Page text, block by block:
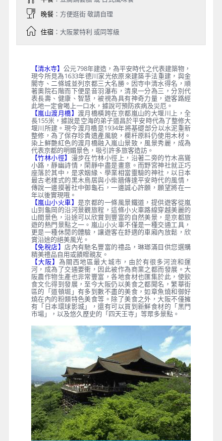
晚餐：方便逛街 敬請自理
住宿：大阪蒙特利 或同等級
【清水寺】公元798年建造，為平安時代之代表建築物，
現今所見為1633年德川家光依原來建築手法重建，與金
閣寺、二條城並列京都三大名勝。因寺中清水得名，順
著奧院石階而下便是音羽瀑布，清泉一分為三，分別代
表長壽、健康、智慧，被視為具有神奇力量，遊客路經
此地一定會喝上一口水，據說可預防疾病及災厄。
【嵐山渡月橋】渡月橋橫跨在京都嵐山的大堰川上，全
長155米，據說是空海的弟子道昌於平安時代為了整修大
堰川所建。現今渡月橋是1934年將基礎部分以水泥重新
整修，為了保存珍貴遺產風貌，欄杆原料仍使用木材。
染上鮮艷紅色的渡月橋融入嵐山景致，風景秀麗，成為
代表京都的明媚景色，吸引許多旅客造訪。
【竹林小徑】 漫步在竹林小徑上，沿著二旁的竹木高聳
小路，靜幽詩情，閑靜中盡是畫意。而野宮神社就正巧
座落於其中，是求姻緣、學業相當靈驗的神社，以日本
最古老樣式的黑木鳥居與小柴牆傳達平安時代的風情，
傳說一邊摸著社中御龜石，一邊誠心許願，願望將在一
年以後實現哦。
【嵐山小火車】是京都的一條風景鐵道，提供遊客從嵐
山到龜岡的沿河景觀旅程，這條小火車路線穿越美麗的
山間景色，沿途可以欣賞到豐富的自然美景，是京都旅
遊的熱門景點之一。嵐山小火車不僅是一種交通工具，
更是一種休閒的體驗，讓遊客在舒適的車廂內放鬆，欣
賞沿途的絕美風光。
【免稅店】 店內有馳名豐富的禮品，琳瑯滿目供您選購
精美禮品自用或饋贈親友。
【大阪】為關西地區最大城市，由於有很多河流和運
河，成為了交通要衝，因此被作為商業之都而發展。大
阪農作物生產也非常豐富，各地食材也匯集於此，使飲
食文化得到發展，至今大阪仍以美食之都聞名，繁華街
區的「道頓堀」有多到數不盡的美食，如章魚燒和御好
燒在內的粉類特色美食等。除了美食之外，大阪不僅擁
有「日本環球影城」，還有可以買到新鮮食材的「黑門
市場」，以及悠久歷史的「四天王寺」等眾多景點。